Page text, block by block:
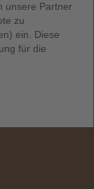
unsere Partner
zu
ein. Diese
für die